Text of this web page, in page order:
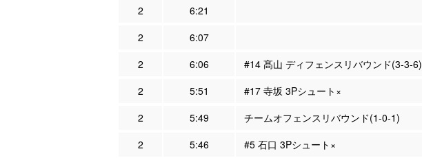
2
6:21
2
6:07
2
6:06
#14 髙山 ディフェンスリバウンド(3-3-6)
2
5:51
#17 寺坂 3Pシュート×
2
5:49
チームオフェンスリバウンド(1-0-1)
2
5:46
#5 石口 3Pシュート×